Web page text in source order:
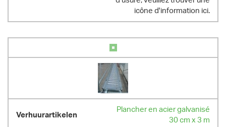
icône d'information ici.
Plancher en acier galvanisé
30 cm x 3 m